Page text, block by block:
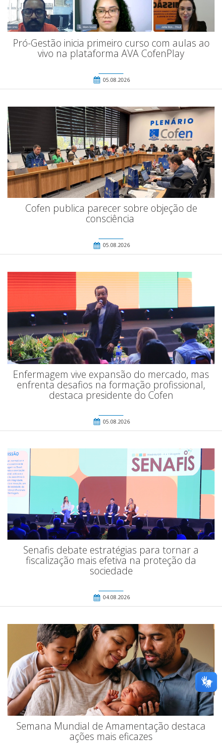
Pró-Gestão inicia primeiro curso com aulas ao
vivo na plataforma AVA CofenPlay
05.08.2026
Cofen publica parecer sobre objeção de
consciência
05.08.2026
Enfermagem vive expansão do mercado, mas
enfrenta desafios na formação profissional,
destaca presidente do Cofen
05.08.2026
Senafis debate estratégias para tornar a
fiscalização mais efetiva na proteção da
sociedade
04.08.2026
Semana Mundial de Amamentação destaca
ações mais eficazes